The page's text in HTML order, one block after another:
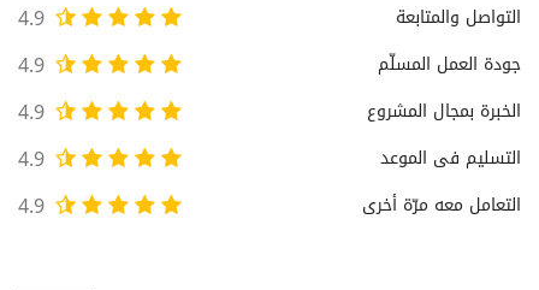
التواصل والمتابعة
4.9
جودة العمل المسلّم
4.9
الخبرة بمجال المشروع
4.9
التسليم فى الموعد
4.9
التعامل معه مرّة أخرى
4.9